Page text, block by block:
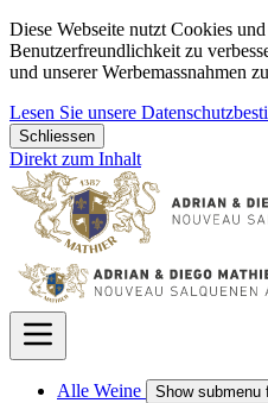
Diese Webseite nutzt Cookies
Benutzerfreundlichkeit zu
und unserer Werbemassnahmen
Lesen Sie unsere
Schliessen
Direkt zum Inhalt
Alle Weine Show submenu